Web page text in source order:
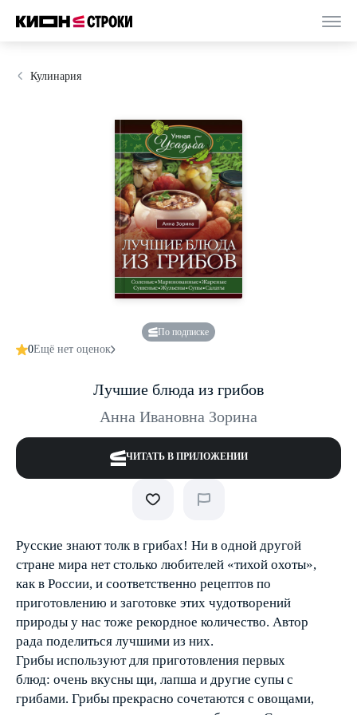
Кулинария
По подписке
0Ещё нет оценок
Лучшие блюда из грибов
Анна Ивановна Зорина
ЧИТАТЬ В ПРИЛОЖЕНИИ
Русские знают толк в грибах! Ни в одной другой
стране мира нет столько любителей «тихой охоты»,
как в России, и соответственно рецептов по
приготовлению и заготовке этих чудотворений
природы у нас тоже рекордное количество. Автор
рада поделиться лучшими из них.
Грибы используют для приготовления первых
блюд: очень вкусны щи, лапша и другие супы с
грибами. Грибы прекрасно сочетаются с овощами,